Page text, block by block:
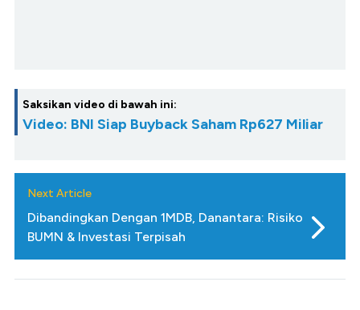
Saksikan video di bawah ini:
Video: BNI Siap Buyback Saham Rp627 Miliar
Next Article
Dibandingkan Dengan 1MDB, Danantara: Risiko
BUMN & Investasi Terpisah